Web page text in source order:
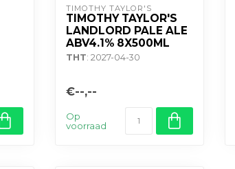
TIMOTHY TAYLOR'S
TIMOTHY TAYLOR'S
LANDLORD PALE ALE
ABV4.1% 8X500ML
THT: 2027-04-30
€--,--
Op
voorraad